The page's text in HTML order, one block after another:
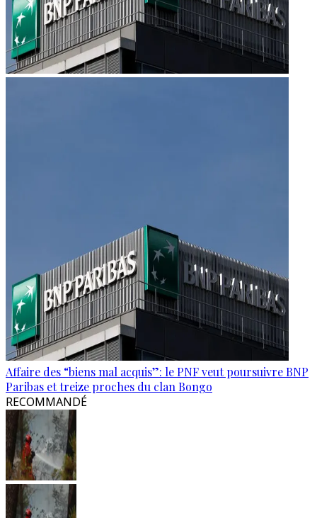
Affaire des “biens mal acquis”: le PNF veut poursuivre BNP
Paribas et treize proches du clan Bongo
RECOMMANDÉ